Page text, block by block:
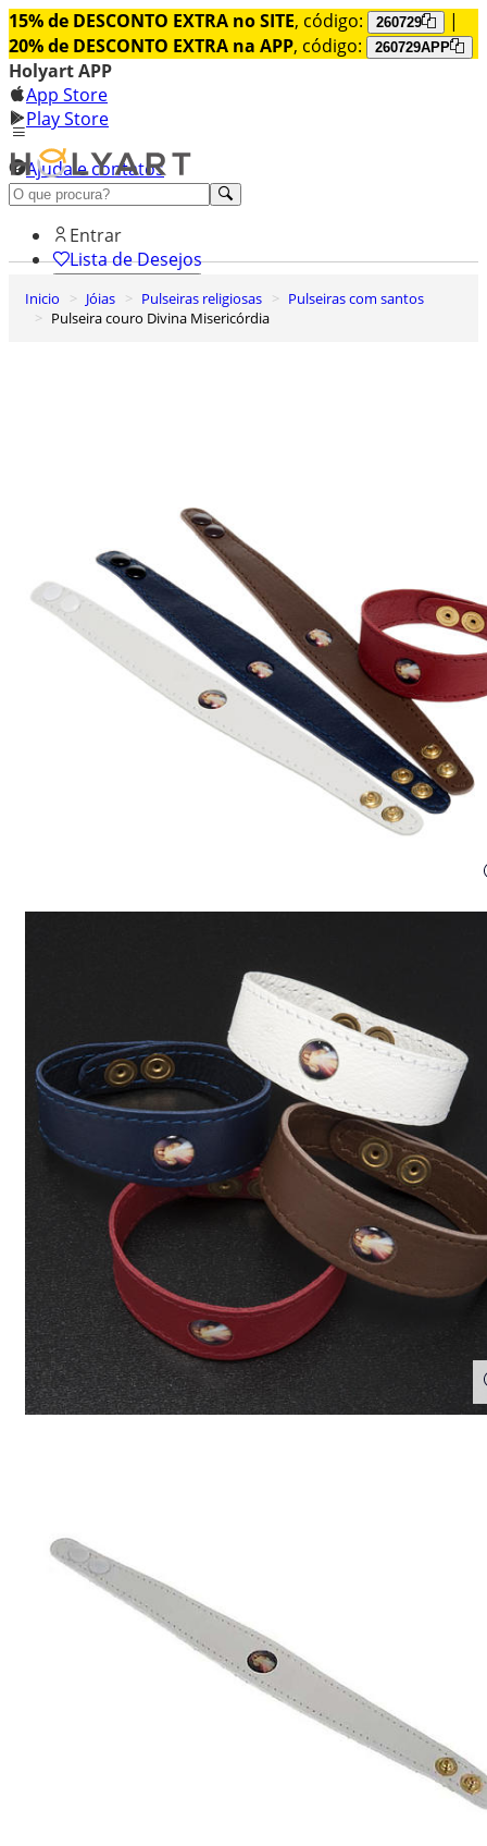
15% de DESCONTO EXTRA no SITE, código: 260729
|
20% de DESCONTO EXTRA na APP, código: 260729APP
Holyart APP
App Store
Play Store
Ajuda e contatos
Conheça premium
Entrar
Lista de Desejos
0
Carrinho de Compras
Inicio Jóias Pulseiras religiosas
Pulseiras com santos
Pulseira couro Divina Misericórdia